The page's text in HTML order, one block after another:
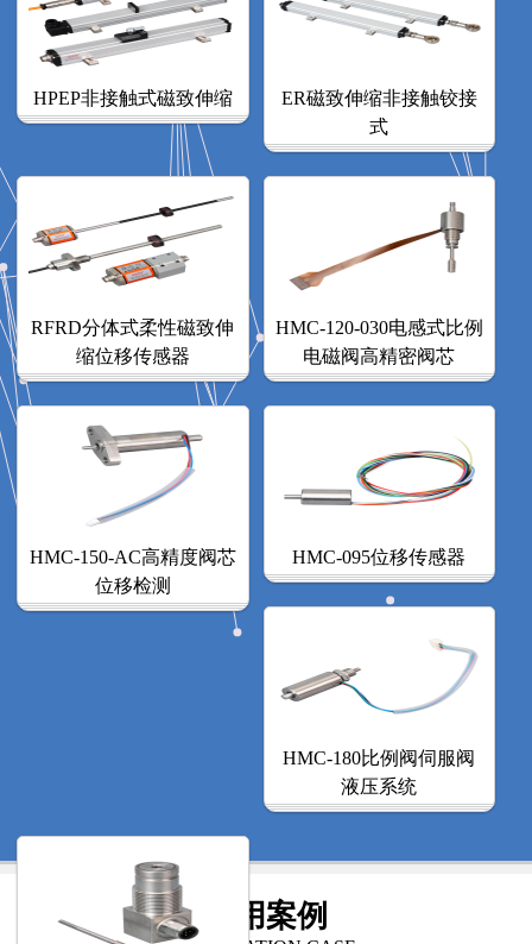
HPEP非接触式磁致伸缩
ER磁致伸缩非接触铰接
式
RFRD分体式柔性磁致伸
缩位移传感器
HMC-120-030电感式比例
电磁阀高精密阀芯
HMC-150-AC高精度阀芯
位移检测
HMC-095位移传感器
HMC-180比例阀伺服阀
液压系统
应用案例